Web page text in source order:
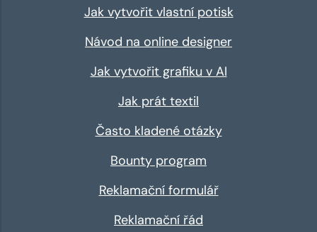
Jak vytvořit vlastní potisk
Návod na online designer
Jak vytvořit grafiku v AI
Jak prát textil
Často kladené otázky
Bounty program
Reklamační formulář
Reklamační řád